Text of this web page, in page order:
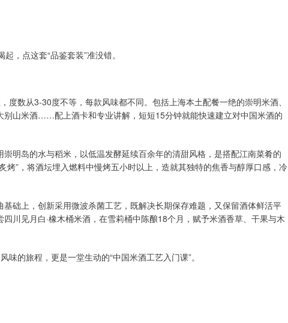
，点这套“品鉴套装”准没错。
度数从3-30度不等，每款风味都不同。包括上海本土配餐一绝的崇明米酒、
别山米酒……配上酒卡和专业讲解，短短15分钟就能快速建立对中国米酒的
明岛的水与稻米，以低温发酵延续百余年的清甜风格，是搭配江南菜肴的
烤”，将酒坛埋入燃料中慢烤五小时以上，造就其独特的焦香与醇厚口感，冷
础上，创新采用微波杀菌工艺，既解决长期保存难题，又保留酒体鲜活平
川见月白·橡木桶米酒，在雪莉桶中陈酿18个月，赋予米酒香草、干果与木
的旅程，更是一堂生动的“中国米酒工艺入门课”。